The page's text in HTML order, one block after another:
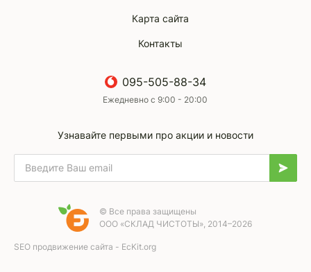
Карта сайта
Контакты
095-505-88-34
Ежедневно с 9:00 - 20:00
Узнавайте первыми про акции и новости
© Все права защищены
ООО «СКЛАД ЧИСТОТЫ», 2014–2026
SEO продвижение сайта - EcKit.org